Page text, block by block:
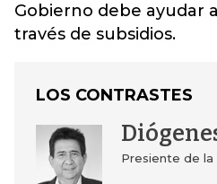
Gobierno debe ayudar
través de subsidios.
LOS CONTRASTES
Presiente de la